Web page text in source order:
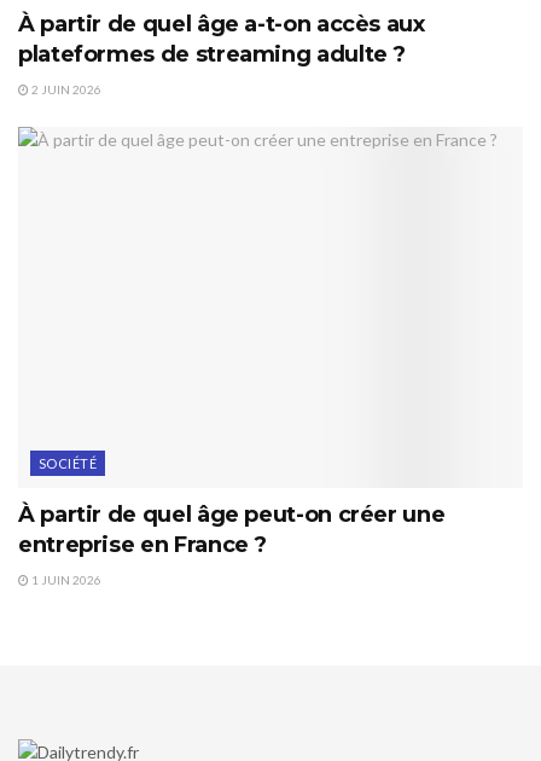
À partir de quel âge a-t-on accès aux
plateformes de streaming adulte ?
2 JUIN 2026
SOCIÉTÉ
À partir de quel âge peut-on créer une
entreprise en France ?
1 JUIN 2026